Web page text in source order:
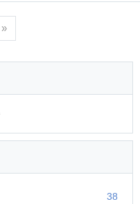
구 국가대표 64년 만에 우승에
아시안컵에 앞서 이라크와 최
움에서 이라크와 현지 평가전
경기는 아시안컵에서 마주할 '껄
..
»
38